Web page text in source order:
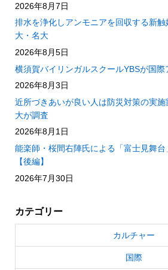
2026年8月7日
排水を浄化しアンモニアを回収する新
大・名大
2026年8月5日
横須賀バイリンガルスクールYBSが国
2026年8月3日
近所づきあいが良い人は防災対策の実
大が調査
2026年8月1日
能楽師・桜間右陣氏による「富士見舞
【後編】
2026年7月30日
カテゴリー
カルチャー
国際